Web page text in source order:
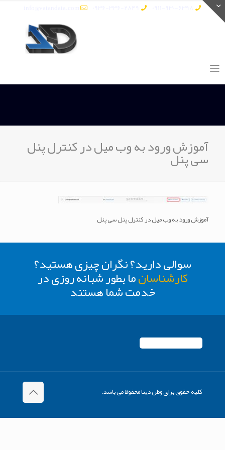
آموزش ورود به وب میل در کنترل پنل
سی پنل
آموزش ورود به وب میل در کنترل پنل سی پنل
سوالی دارید؟ نگران چیزی هستید؟
کارشناسانما بطور شبانه روزی در
خدمت شما هستند
کلیه حقوق برای وطن دیتا محفوظ می باشد.